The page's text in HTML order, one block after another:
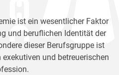
ist ein wesentlicher Faktor
und beruflichen Identität der
dieser Berufsgruppe ist
und betreuerischen